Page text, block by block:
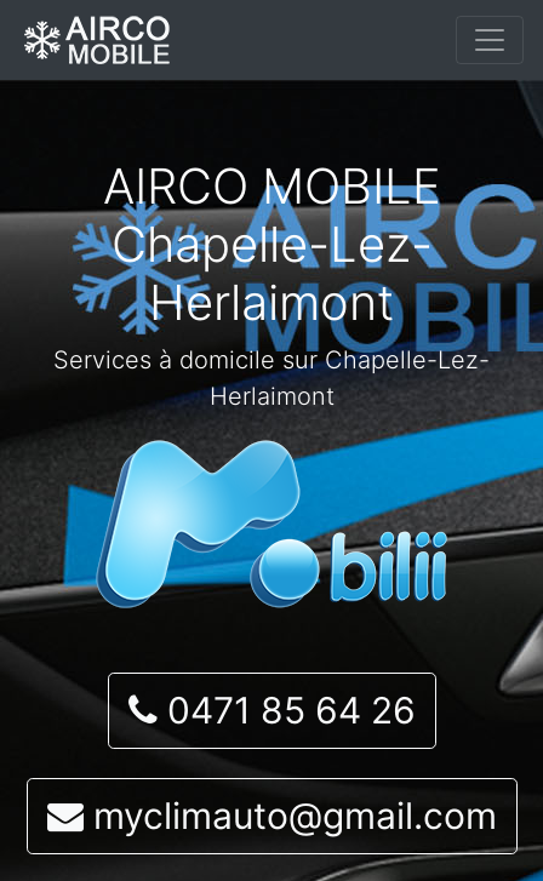
AIRCO MOBILE
Chapelle-Lez-
Herlaimont
Services à domicile sur Chapelle-Lez-
Herlaimont
0471 85 64 26
myclimauto@gmail.com